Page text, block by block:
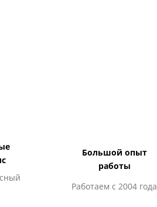
Большой опыт
работы
Работаем с 2004 года